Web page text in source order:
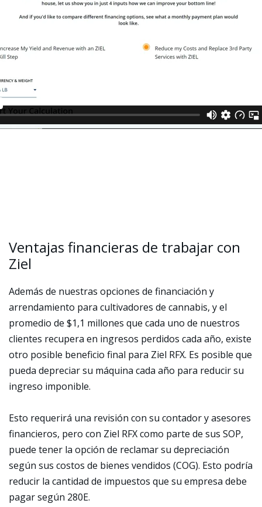
Ventajas financieras de trabajar con
Ziel
Además de nuestras opciones de financiación y
arrendamiento para cultivadores de cannabis, y el
promedio de $1,1 millones que cada uno de nuestros
clientes recupera en ingresos perdidos cada año, existe
otro posible beneficio final para Ziel RFX. Es posible que
pueda depreciar su máquina cada año para reducir su
ingreso imponible.
Esto requerirá una revisión con su contador y asesores
financieros, pero con Ziel RFX como parte de sus SOP,
puede tener la opción de reclamar su depreciación
según sus costos de bienes vendidos (COG). Esto podría
reducir la cantidad de impuestos que su empresa debe
pagar según 280E.